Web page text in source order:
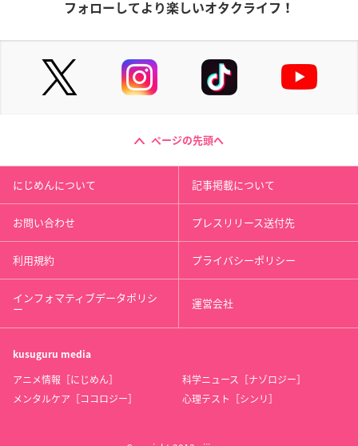
フォローしてより楽しいオタクライフ！
ページの先頭へ
にじめんについて 記事掲載について
お問い合わせ プレスリリース送付先
利用規約 プライバシーポリシー
インフォマティブデータポリシ
ー 運営会社
kusuguru media
アニメ情報［にじめん］
科学ニュース［ナゾロジー］
メンタルケア［ココロジー］
心理テスト［シンリ］